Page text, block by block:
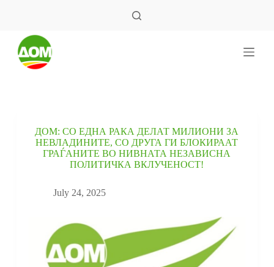
ДОМ: СО ЕДНА РАКА ДЕЛАТ МИЛИОНИ ЗА
НЕВЛАДИНИТЕ, СО ДРУГА ГИ БЛОКИРААТ
ГРАЃАНИТЕ ВО НИВНАТА НЕЗАВИСНА
ПОЛИТИЧКА ВКЛУЧЕНОСТ!
July 24, 2025